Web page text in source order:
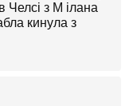
з М ілана
кинула з